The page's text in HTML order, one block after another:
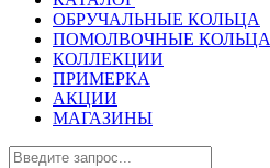
ОБРУЧАЛЬНЫЕ КОЛЬЦА
ПОМОЛВОЧНЫЕ КОЛЬЦА
КОЛЛЕКЦИИ
ПРИМЕРКА
АКЦИИ
МАГАЗИНЫ